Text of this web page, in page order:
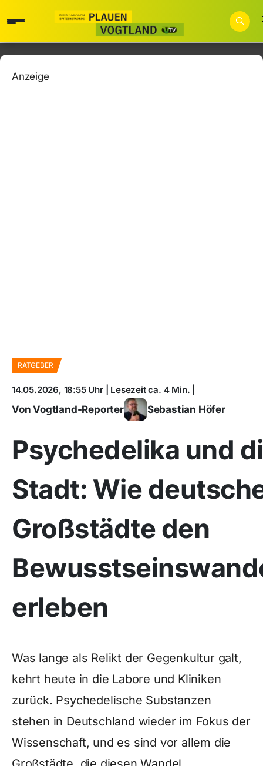
Anzeige
RATGEBER
14.05.2026, 18:55 Uhr | Lesezeit ca. 4 Min. |
Von Vogtland-Reporter Sebastian Höfer
Psychedelika und
Stadt: Wie
Großstädte den
erleben
Was lange als Relikt der Gegenkultur galt,
kehrt heute in die Labore und Kliniken
zurück. Psychedelische Substanzen
stehen in Deutschland wieder im Fokus der
Wissenschaft, und es sind vor allem die